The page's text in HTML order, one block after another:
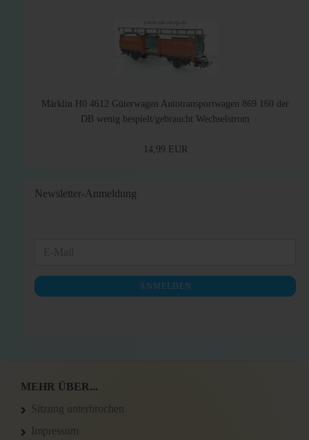
Märklin H0 4612 Güterwagen Autotransportwagen 869 160 der
DB wenig bespielt/gebraucht Wechselstrom
14,99 EUR
Newsletter-Anmeldung
NEWSLETTER-
ANMELDUNG
ANMELDEN
MEHR ÜBER...
Sitzung unterbrochen
Impressum